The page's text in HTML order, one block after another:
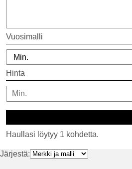
Vuosimalli
Hinta
Haullasi löytyy 1 kohdetta.
Järjestä: